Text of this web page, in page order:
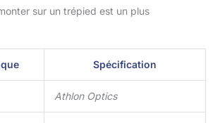
sur un trépied est un plus
Spécification
Athlon Optics